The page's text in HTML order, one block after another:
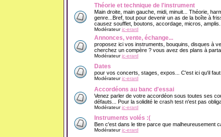
Théorie et technique de l'instrument
Main droite, main gauche, midi, minuit... Théorie,
genre...Bref, tout pour devenir un as de la boîte à
causez soufflet, boutons, accordage, micros,
Modérateurjc-erard
Annonces, vente, échange...
proposez ici vos instruments, bouquins, disques à
cherchez un compère ? vous avez des plans à
Modérateurjc-erard
Dates
pour vos concerts, stages, expos... C'est ici qu'il
Modérateurjc-erard
Accordéons au banc d'essai
Venez parler de votre accordéon sous toutes ses
défauts... Pour la solidité le crash test n'est pas
Modérateurjc-erard
Instruments volés :(
Ben c'est dans le titre parce que malheureusement
Modérateurjc-erard